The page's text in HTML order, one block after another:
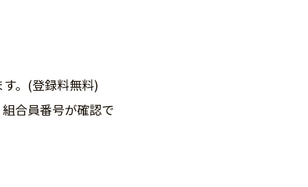
。(登録料無料)
合員番号が確認で